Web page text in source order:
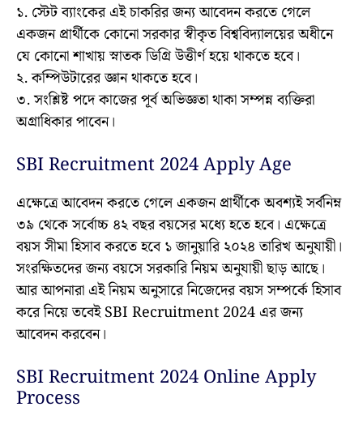
১. স্টেট ব্যাংকের এই চাকরির জন্য আবেদন করতে গেলে
একজন প্রার্থীকে কোনো সরকার স্বীকৃত বিশ্ববিদ্যালয়ের অধীনে
যে কোনো শাখায় স্নাতক ডিগ্রি উত্তীর্ণ হয়ে থাকতে হবে।
২. কম্পিউটারের জ্ঞান থাকতে হবে।
৩. সংশ্লিষ্ট পদে কাজের পূর্ব অভিজ্ঞতা থাকা সম্পন্ন ব্যক্তিরা
অগ্রাধিকার পাবেন।
SBI Recruitment 2024 Apply Age
এক্ষেত্রে আবেদন করতে গেলে একজন প্রার্থীকে অবশ্যই সর্বনিম্ন
৩৯ থেকে সর্বোচ্চ ৪২ বছর বয়সের মধ্যে হতে হবে। এক্ষেত্রে
বয়স সীমা হিসাব করতে হবে ১ জানুয়ারি ২০২৪ তারিখ অনুযায়ী।
সংরক্ষিতদের জন্য বয়সে সরকারি নিয়ম অনুযায়ী ছাড় আছে।
আর আপনারা এই নিয়ম অনুসারে নিজেদের বয়স সম্পর্কে হিসাব
করে নিয়ে তবেই SBI Recruitment 2024 এর জন্য
আবেদন করবেন।
SBI Recruitment 2024 Online Apply
Process